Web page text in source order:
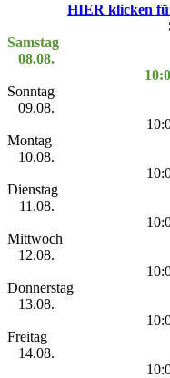
HIER klicken
Samstag
08.08.
Sonntag
09.08.
Montag
10.08.
Dienstag
11.08.
Mittwoch
12.08.
Donnerstag
13.08.
Freitag
14.08.